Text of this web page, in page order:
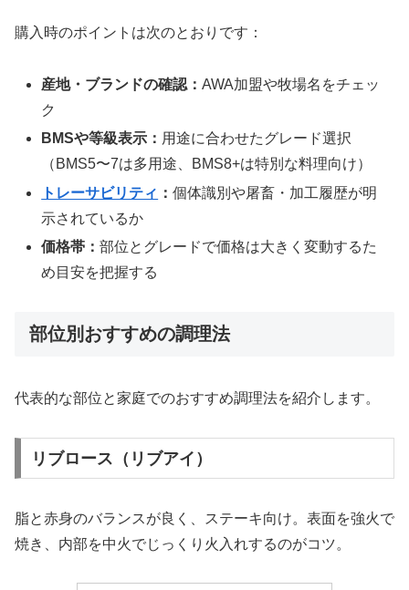
購入時のポイントは次のとおりです：
産地・ブランドの確認：AWA加盟や牧場名をチェッ
ク
BMSや等級表示： 用途に合わせたグレード選択
（BMS5〜7は多用途、BMS8+は特別な料理向け）
トレーサビリティ ：個体識別や屠畜・加工履歴が明
示されているか
価格帯：部位とグレードで価格は大きく変動するた
め目安を把握する
部位別おすすめの調理法
代表的な部位と家庭でのおすすめ調理法を紹介します。
リブロース（リブアイ）
脂と赤身のバランスが良く、ステーキ向け。表面を強火で
焼き、内部を中火でじっくり火入れするのがコツ。